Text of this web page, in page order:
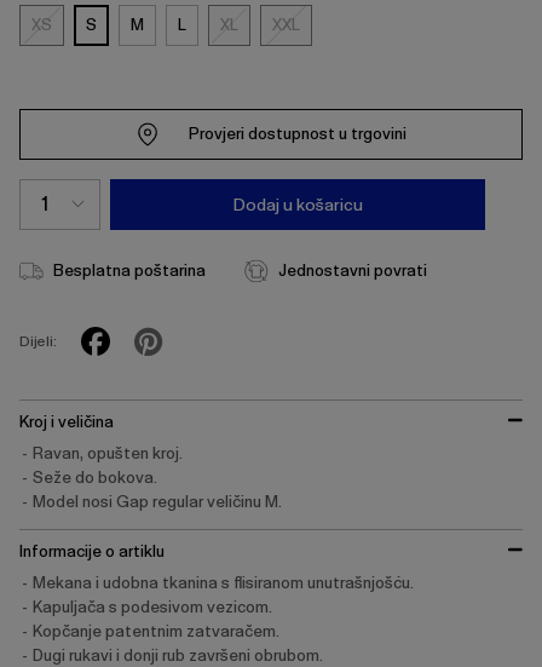
XS
XS S M XLXL XXLXXL
Provjeri dostupnost u trgovini
Dodaj u košaricu
Besplatna poštarina Jednostavni povrati
Dijeli:
Kroj i veličina
Ravan, opušten kroj.
Seže do bokova.
Model nosi Gap regular veličinu M.
Informacije o artiklu
Mekana i udobna tkanina s flisiranom unutrašnjošću.
Kapuljača s podesivom vezicom.
Kopčanje patentnim zatvaračem.
Dugi rukavi i donji rub završeni obrubom.